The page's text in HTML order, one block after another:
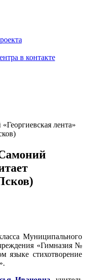
в контакте
лента»
Муниципального
«Гимназия №
языке стихотворение